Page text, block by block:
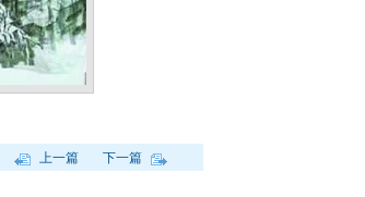
上一篇 下一篇